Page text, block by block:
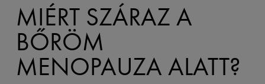
MIÉRT SZÁRAZ A
BŐRÖM
MENOPAUZA ALATT?